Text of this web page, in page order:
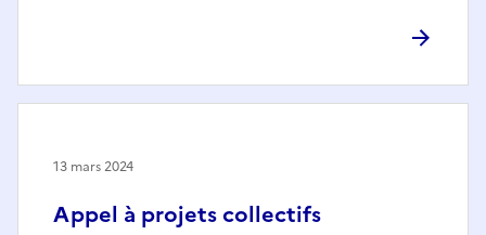
Appel à projets collectifs
13 mars 2024